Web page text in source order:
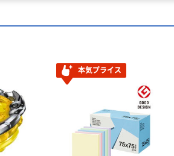
本気プライス
ップ
人気商品
サントリー 天然
水 ミネラルウォ
ーター ペットボ
トル
￥686~ （税込）